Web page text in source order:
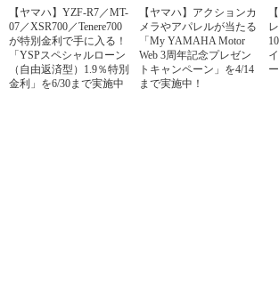
【ヤマハ】YZF-R7／MT-
07／XSR700／Tenere700
が特別金利で手に入る！
「YSPスペシャルローン
（自由返済型）1.9％特別
金利」を6/30まで実施中
【ヤマハ】アクションカ
メラやアパレルが当たる
「My YAMAHA Motor
Web 3周年記念プレゼン
トキャンペーン」を4/14
まで実施中！